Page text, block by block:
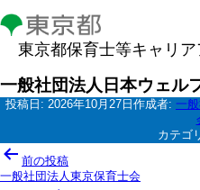
東京都保育士等キャリ
一般社団法人日本ウェル
投稿日: 2026年10月27日 作成者: 一
カテゴ
投
稿
前の投稿
一般社団法人東京保育士会